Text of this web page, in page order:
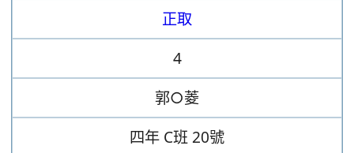
正取
4
郭○菱
四年 C班 20號